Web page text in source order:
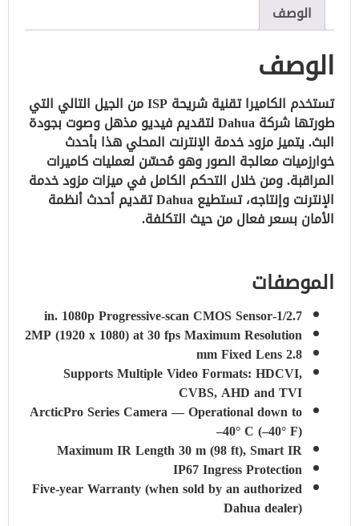
الوصف
الوصف
تستخدم الكاميرا تقنية شريحة ISP من الجيل التالي التي
طورتها شركة Dahua لتقديم فيديو مذهل وصوت بجودة
البث.يتميز مزود خدمة الإنترنت المحلي هذا بأحدث
خوارزميات معالجة الصور وهو مُحسّن لعمليات كاميرات
المراقبة.ومن خلال التحكم الكامل في ميزات مزود خدمة
الإنترنت وإنتاجه، تستطيع Dahua تقديم أحدث أنظمة
الأمان بسعر فعال من حيث التكلفة.
الموصفات
1/2.7-in. 1080p Progressive-scan CMOS Sensor
2MP (1920 x 1080) at 30 fps Maximum Resolution
2.8 mm Fixed Lens
Supports Multiple Video Formats: HDCVI,
CVBS, AHD and TVI
ArcticPro Series Camera — Operational down to
–40° C (–40° F)
Maximum IR Length 30 m (98 ft), Smart IR
IP67 Ingress Protection
Five-year Warranty (when sold by an authorized
Dahua dealer)